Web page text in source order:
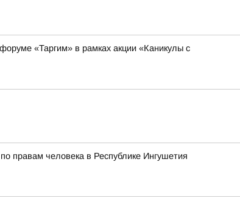
«Таргим» в рамках акции «Каникулы с
правам человека в Республике Ингушетия